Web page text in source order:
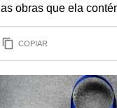
as obras que ela
COPIAR